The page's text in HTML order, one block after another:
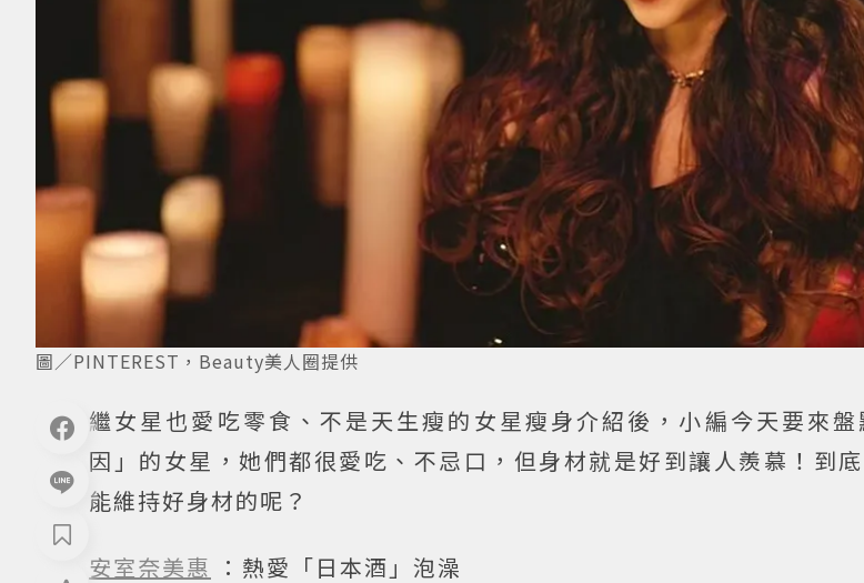
圖／PINTEREST，Beauty美人圈提供
繼女星也愛吃零食、不是天生瘦的女星瘦身介紹後，小編今天要來
因」的女星，她們都很愛吃、不忌口，但身材就是好到讓人羨慕！到
能維持好身材的呢？
安室奈美惠 ：熱愛「日本酒」泡澡